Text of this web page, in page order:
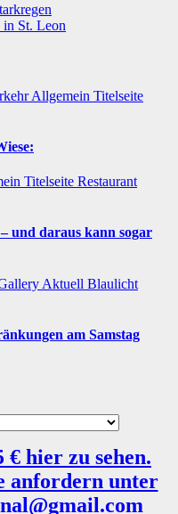
St. Leon
Allgemein Titelseite
Titelseite Restaurant
und daraus kann sogar
Aktuell Blaulicht
am Samstag